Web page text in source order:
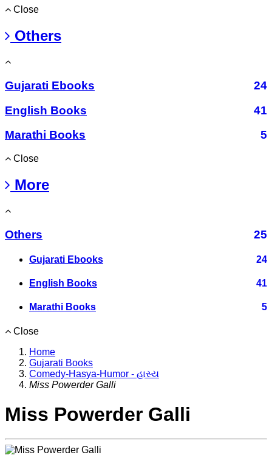
Close
Others
Gujarati Ebooks
24
English Books
41
Marathi Books
5
Close
More
Others 25
Gujarati Ebooks 24
English Books 41
Marathi Books 5
Close
Home
Gujarati Books
Comedy-Hasya-Humor - હાસ્ય
Miss Powerder Galli
Miss Powerder Galli